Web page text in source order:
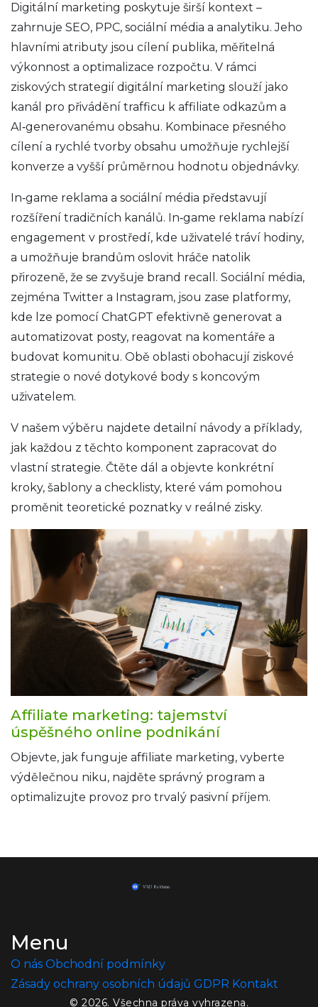
Digitální marketing poskytuje širší kontext –
zahrnuje SEO, PPC, sociální média a analytiku. Jeho
hlavními atributy jsou cílení publika, měřitelná
výkonnost a optimalizace rozpočtu. V rámci
ziskových strategií digitální marketing slouží jako
kanál pro přivádění trafficu k affiliate odkazům a
AI‑generovanému obsahu. Kombinace přesného
cílení a rychlé tvorby obsahu umožňuje rychlejší
konverze a vyšší průměrnou hodnotu objednávky.
In‑game reklama a sociální média představují
rozšíření tradičních kanálů. In‑game reklama nabízí
engagement v prostředí, kde uživatelé tráví hodiny,
a umožňuje brandům oslovit hráče natolik
přirozeně, že se zvyšuje brand recall. Sociální média,
zejména Twitter a Instagram, jsou zase platformy,
kde lze pomocí ChatGPT efektivně generovat a
automatizovat posty, reagovat na komentáře a
budovat komunitu. Obě oblasti obohacují ziskové
strategie o nové dotykové body s koncovým
uživatelem.
V našem výběru najdete detailní návody a příklady,
jak každou z těchto komponent zapracovat do
vlastní strategie. Čtěte dál a objevte konkrétní
kroky, šablony a checklisty, které vám pomohou
proměnit teoretické poznatky v reálné zisky.
Affiliate marketing: tajemství
úspěšného online podnikání
Objevte, jak funguje affiliate marketing, vyberte
výdělečnou niku, najděte správný program a
optimalizujte provoz pro trvalý pasivní příjem.
Menu
O nás Obchodní podmínky
Zásady ochrany osobních údajů GDPR Kontakt
© 2026. Všechna práva vyhrazena.